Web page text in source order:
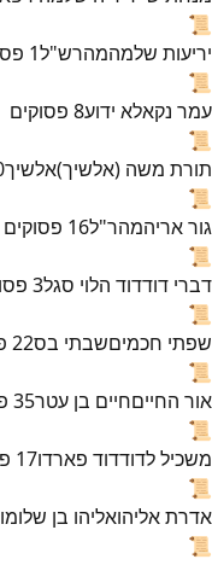
📜
יריעות שלמהמהרש"ל1
📜
עמר נקאלא ידוע8 פסוקים
📜
תורת משה (אלשיך)אלשיך
📜
גור אריהמהר"ל16 פסוקים
📜
דברי דודדוד הלוי סגל3
📜
שפתי חכמיםשבתי בס22
📜
אור החייםחיים בן עטר35
📜
משכיל לדודדוד פארדו17
📜
אדרת אליהואליהו בן
📜